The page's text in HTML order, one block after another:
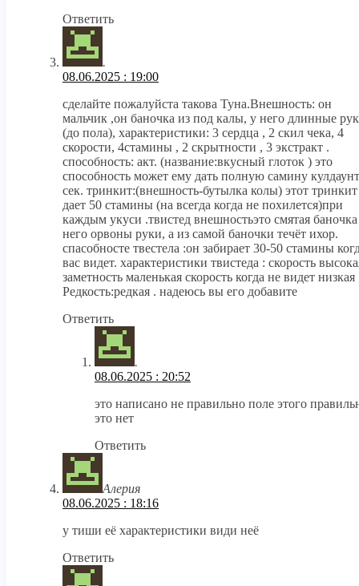
Ответить
.
08.06.2025 : 19:00
сделайте пожалуйста такова Туна.Внешность: он
мальчик ,он баночка из под калы, у него длинные
(до пола), характеристики: 3 сердца , 2 скил чека, 4
скорости, 4стамины , 2 скрытности , 3 экстракт .
способность: акт. (название:вкусный глоток ) это
способность может ему дать полную самину
сек. тринкит:(внешность-бутылка колы) этот тринкит
дает 50 стамины (на всегда когда не похилется)при
каждым укуси .твистед внешностьэто смятая
него орвоны руки, а из самой баночки течёт ихор.
спасобносте твестела :он забирает 30-50 стамины
вас видет. характеристики твистеда : скорость
заметность маленькая скорость когда не видет низкая
Редкость:редкая . надеюсь вы его добавите
Ответить
.
08.06.2025 : 20:52
это написано не правильно поле этого
это нет
Ответить
Алерия
08.06.2025 : 18:16
у тиши её характеристики види неё
Ответить